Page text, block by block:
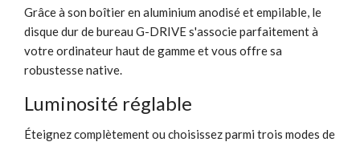
Grâce à son boîtier en aluminium anodisé et empilable, le
disque dur de bureau G-DRIVE s'associe parfaitement à
votre ordinateur haut de gamme et vous offre sa
robustesse native.
Luminosité réglable
Éteignez complètement ou choisissez parmi trois modes de